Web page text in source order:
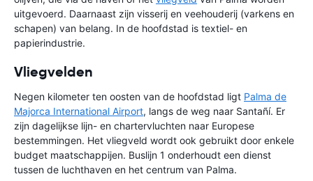
uitgevoerd. Daarnaast zijn visserij en veehouderij (varkens en
schapen) van belang. In de hoofdstad is textiel- en
papierindustrie.
Vliegvelden
Negen kilometer ten oosten van de hoofdstad ligt Palma de
Majorca International Airport, langs de weg naar Santañí. Er
zijn dagelijkse lijn- en chartervluchten naar Europese
bestemmingen. Het vliegveld wordt ook gebruikt door enkele
budget maatschappijen. Buslijn 1 onderhoudt een dienst
tussen de luchthaven en het centrum van Palma.